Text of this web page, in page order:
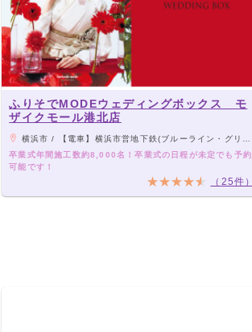
ふりそでMODEウェディングボックス モ
ザイクモール港北店
横浜市 / 【電車】横浜市営地下鉄(ブルーライン・グリーンライン) センター北駅下車すぐ 【車】第三京浜道路 都筑ICより6km・約15分 / 東名高速道路 横浜青葉ICより5km・約10分
卒業式年間施工数約8,000名！卒業式の日程が未定でも予約
可能です！
（25件）